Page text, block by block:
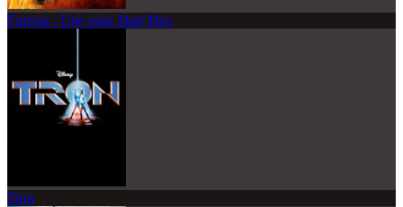
Furiosa : Une saga Mad Max
Tron